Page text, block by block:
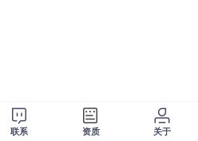
联系 资质 关于